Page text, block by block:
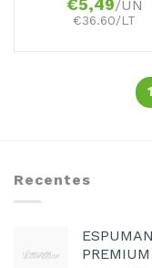
€5,49/UN
€36.60/LT
1
Recentes